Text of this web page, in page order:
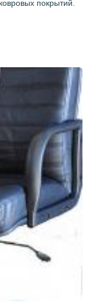
покрытий.